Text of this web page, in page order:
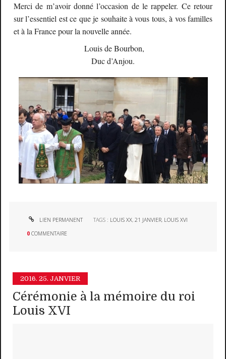
Merci de m’avoir donné l’occasion de le rappeler. Ce retour
sur l’essentiel est ce que je souhaite à vous tous, à vos familles
et à la France pour la nouvelle année.
Louis de Bourbon,
Duc d’Anjou.
LIEN PERMANENT TAGS : LOUIS XX,21 JANVIER, LOUIS XVI
0 COMMENTAIRE
2016. 25. JANVIER
Cérémonie à la mémoire du roi
Louis XVI